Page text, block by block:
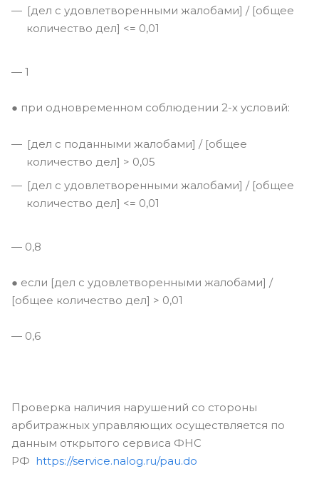
[дел с удовлетворенными жалобами] / [общее
количество дел] <= 0,01
— 1
● при одновременном соблюдении 2-х условий:
[дел с поданными жалобами] / [общее
количество дел] > 0,05
[дел с удовлетворенными жалобами] / [общее
количество дел] <= 0,01
— 0,8
● если [дел с удовлетворенными жалобами] /
[общее количество дел] > 0,01
— 0,6
Проверка наличия нарушений со стороны
арбитражных управляющих осуществляется по
данным открытого сервиса ФНС
РФ https://service.nalog.ru/pau.do